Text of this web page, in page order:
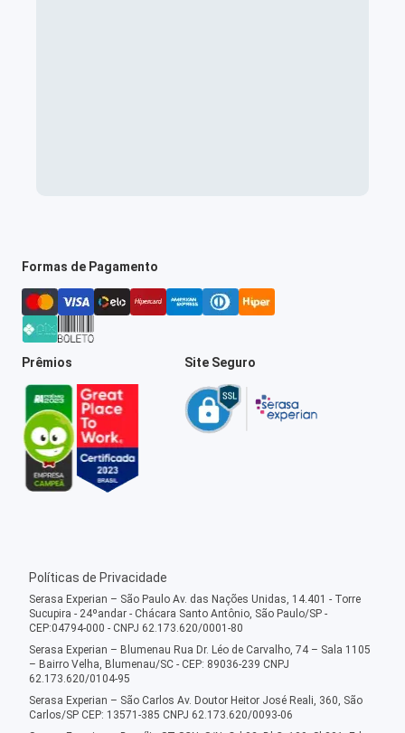
Formas de Pagamento
Prêmios Site Seguro
Políticas de Privacidade
Serasa Experian – São Paulo Av. das Nações Unidas, 14.401 - Torre
Sucupira - 24ºandar - Chácara Santo Antônio, São Paulo/SP -
CEP:04794-000 - CNPJ 62.173.620/0001-80
Serasa Experian – Blumenau Rua Dr. Léo de Carvalho, 74 – Sala 1105
– Bairro Velha, Blumenau/SC - CEP: 89036-239 CNPJ
62.173.620/0104-95
Serasa Experian – São Carlos Av. Doutor Heitor José Reali, 360, São
Carlos/SP CEP: 13571-385 CNPJ 62.173.620/0093-06